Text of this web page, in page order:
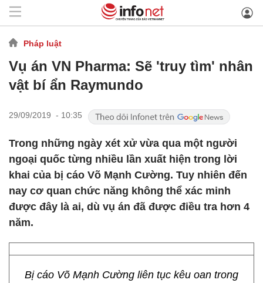
Pháp luật
Vụ án VN Pharma: Sẽ 'truy tìm' nhân
vật bí ẩn Raymundo
29/09/2019 - 10:35
Trong những ngày xét xử vừa qua một người
ngoại quốc từng nhiều lần xuất hiện trong lời
khai của bị cáo Võ Mạnh Cường. Tuy nhiên đến
nay cơ quan chức năng không thể xác minh
được đây là ai, dù vụ án đã được điều tra hơn 4
năm.
Bị cáo Võ Mạnh Cường liên tục kêu oan trong